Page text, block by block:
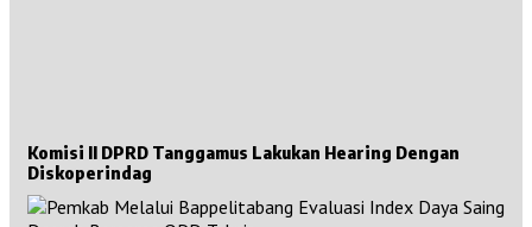
Komisi II DPRD Tanggamus Lakukan Hearing Dengan
Diskoperindag